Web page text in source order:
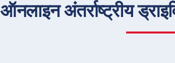
ऑनलाइन अंतर्राष्ट्रीय